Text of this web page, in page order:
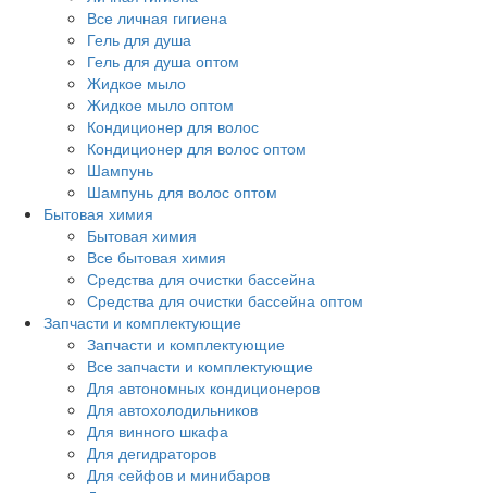
Все личная гигиена
Гель для душа
Гель для душа оптом
Жидкое мыло
Жидкое мыло оптом
Кондиционер для волос
Кондиционер для волос оптом
Шампунь
Шампунь для волос оптом
Бытовая химия
Бытовая химия
Все бытовая химия
Средства для очистки бассейна
Средства для очистки бассейна оптом
Запчасти и комплектующие
Запчасти и комплектующие
Все запчасти и комплектующие
Для автономных кондиционеров
Для автохолодильников
Для винного шкафа
Для дегидраторов
Для сейфов и минибаров